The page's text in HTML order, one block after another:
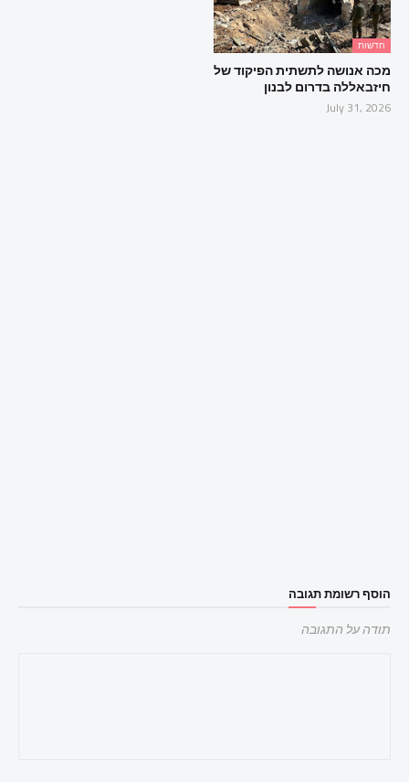
חדשות
מכה אנושה לתשתית הפיקוד של
חיזבאללה בדרום לבנון
July 31, 2026
הוסף רשומת תגובה
תודה על התגובה